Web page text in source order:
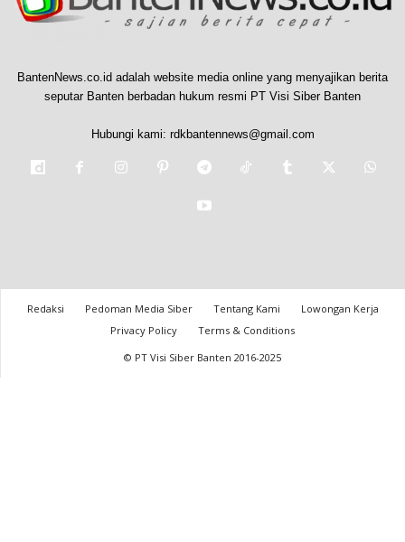
BantenNews.co.id adalah website media online yang menyajikan berita
seputar Banten berbadan hukum resmi PT Visi Siber Banten
Hubungi kami: rdkbantennews@gmail.com
Redaksi Pedoman Media Siber Tentang Kami
Lowongan Kerja
Privacy Policy
Terms & Conditions
© PT Visi Siber Banten 2016-2025